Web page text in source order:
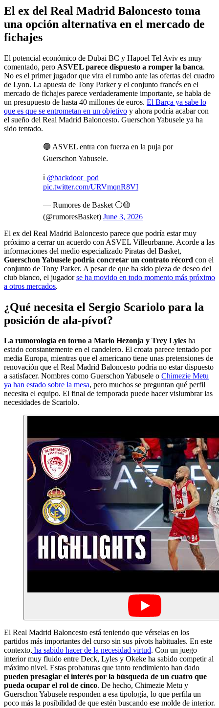
El ex del Real Madrid Baloncesto toma
una opción alternativa en el mercado de
fichajes
El potencial económico de Dubai BC y Hapoel Tel Aviv es muy
comentado, pero ASVEL parece dispuesto a romper la banca.
No es el primer jugador que vira el rumbo ante las ofertas del cuadro
de Lyon. La apuesta de Tony Parker y el conjunto francés en el
mercado de fichajes parece verdaderamente importante, se habla de
un presupuesto de hasta 40 millones de euros. El Barça ya sabe lo
que es que se entrometan en un objetivo y ahora podría acabar con
el sueño del Real Madrid Baloncesto. Guerschon Yabusele ya ha
sido tentado.
🟢 ASVEL entra con fuerza en la puja por
Guerschon Yabusele.
ℹ️ @backdoor_pod
pic.twitter.com/URVmqnR8VI
— Rumores de Basket ⚪🟡
(@rumoresBasket) June 3, 2026
El ex del Real Madrid Baloncesto parece que podría estar muy
próximo a cerrar un acuerdo con ASVEL Villeurbanne. Acorde a las
informaciones del medio especializado Piratas del Basket,
Guerschon Yabusele podría concretar un contrato récord con el
conjunto de Tony Parker. A pesar de que ha sido pieza de deseo del
club blanco, el jugadorse ha movido en todo momento más próximo
a otros mercados.
¿Qué necesita el Sergio Scariolo para la
posición de ala-pívot?
La rumorología en torno a Mario Hezonja y Trey Lyles ha
estado constantemente en el candelero. El croata parece tentado por
media Europa, mientras que el americano tiene unas pretensiones de
renovación que el Real Madrid Baloncesto podría no estar dispuesto
a satisfacer. Nombres como Guerschon Yabusele o Chimezie Metu
ya han estado sobre la mesa, pero muchos se preguntan qué perfil
necesita el equipo. El final de temporada puede hacer vislumbrar las
necesidades de Scariolo.
El Real Madrid Baloncesto está teniendo que vérselas en los
partidos más importantes del curso sin sus pívots habituales. En este
contexto, ha sabido hacer de la necesidad virtud. Con un juego
interior muy fluido entre Deck, Lyles y Okeke ha sabido competir al
máximo nivel. Estas probaturas que tanto rendimiento han dado
pueden presagiar el interés por la búsqueda de un cuatro que
pueda ocupar el rol de cinco. De hecho, Chimezie Metu y
Guerschon Yabusele responden a esa tipología, lo que perfila un
poco más la posibilidad de que estén buscando ese molde de interior.